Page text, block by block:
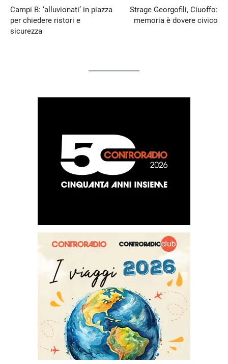
Campi B: ‘alluvionati’ in piazza
per chiedere ristori e
sicurezza
Strage Georgofili, Ciuoffo:
memoria è dovere civico